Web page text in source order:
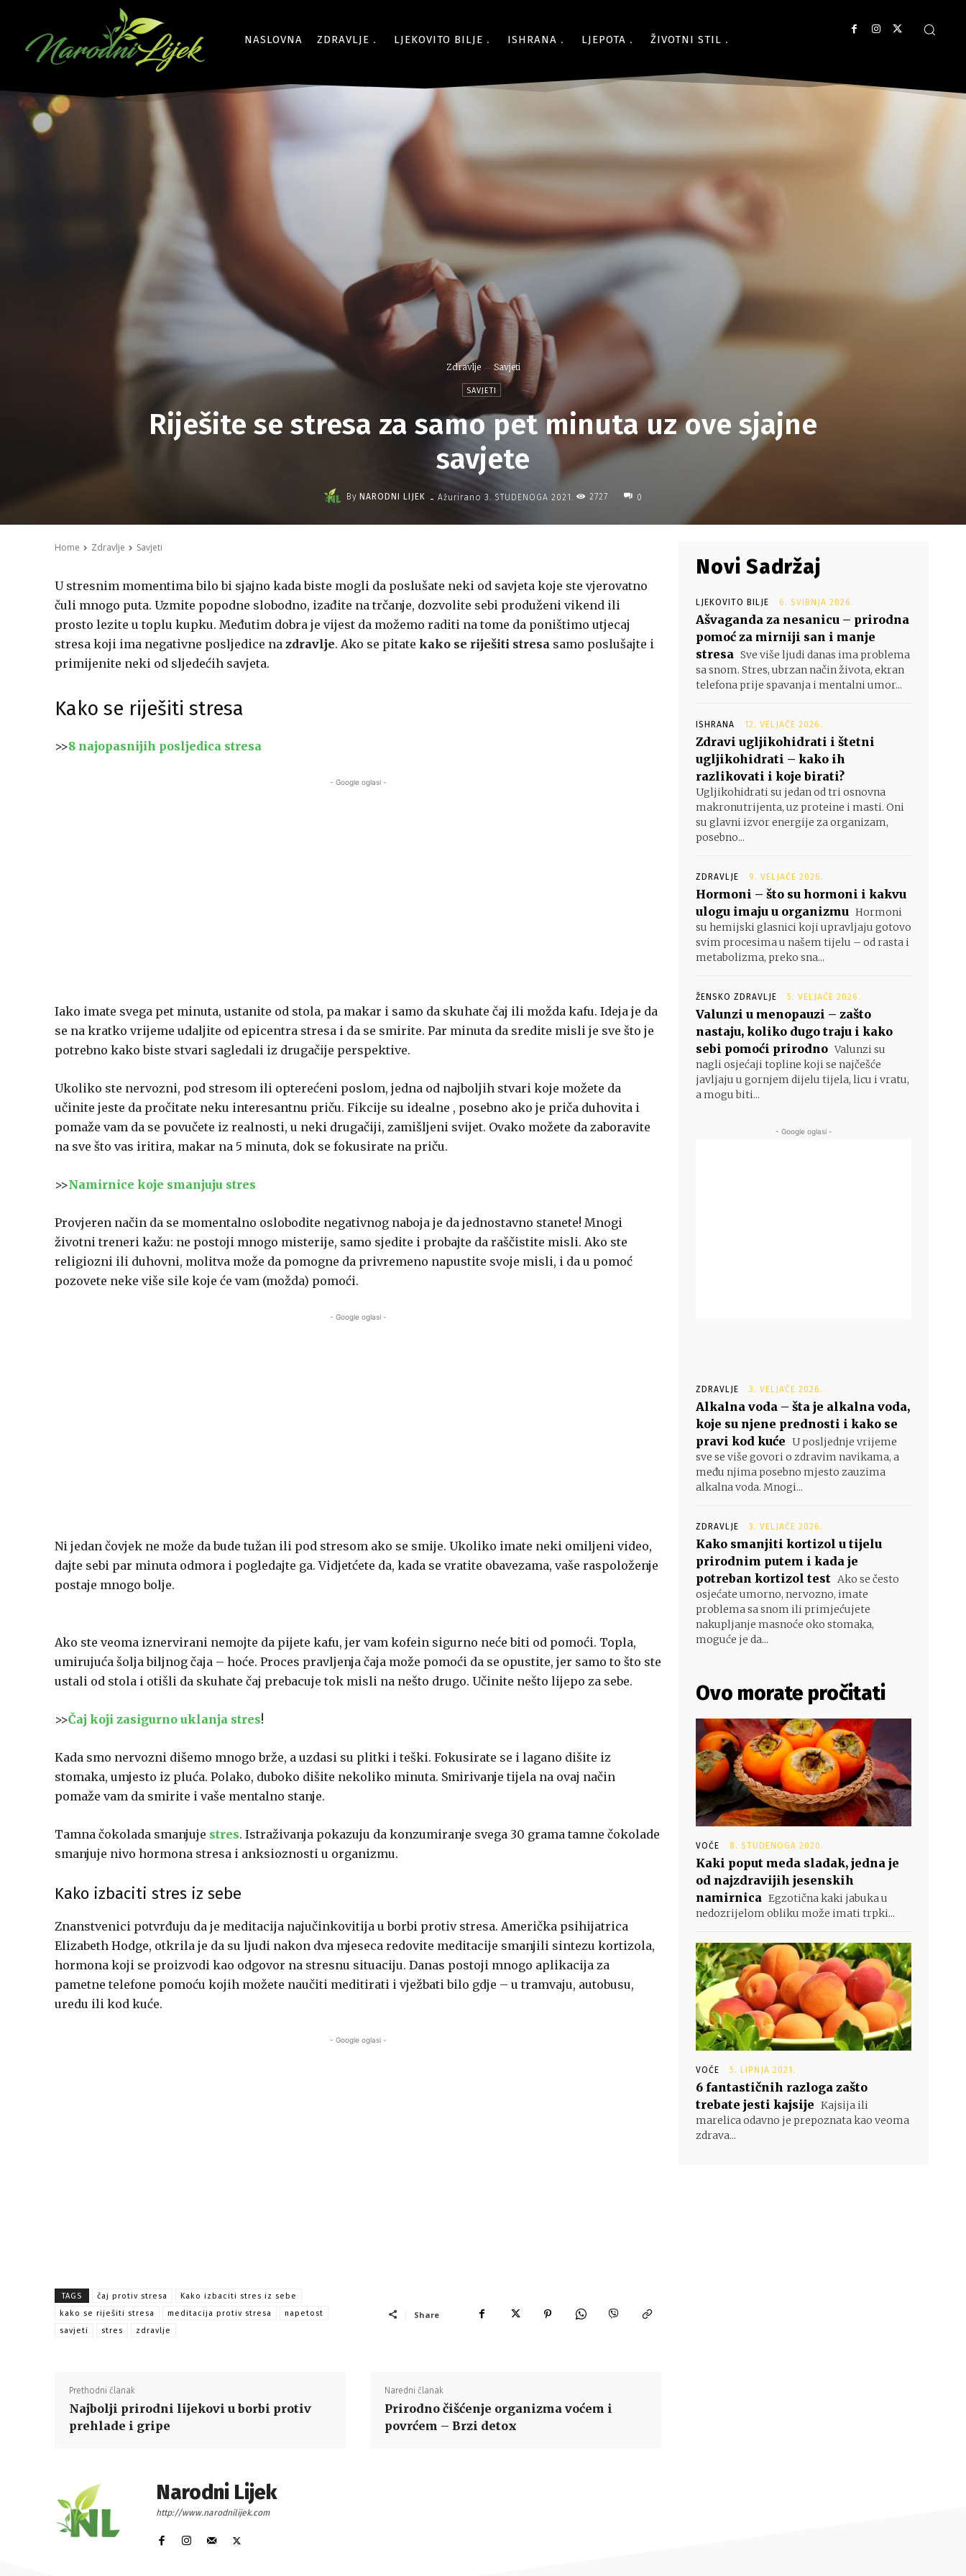
NASLOVNA ZDRAVLJE LJEKOVITO BILJE ISHRANA LJEPOTA ŽIVOTNI STIL
Zdravlje Savjeti
SAVJETI
Riješite se stresa za samo pet minuta uz ove sjajne
savjete
By NARODNI LIJEK - Ažurirano 3. STUDENOGA 2021. 2727 0
Home Zdravlje Savjeti
U stresnim momentima bilo bi sjajno kada biste mogli da poslušate neki od savjeta koje ste vjerovatno
čuli mnogo puta. Uzmite popodne slobodno, izađite na trčanje, dozvolite sebi produženi vikend ili
prosto lezite u toplu kupku. Međutim dobra je vijest da možemo raditi na tome da poništimo utjecaj
stresa koji ima negativne posljedice na zdravlje. Ako se pitate kako se riješiti stresa samo poslušajte i
primijenite neki od sljedećih savjeta.
Kako se riješiti stresa
>>8 najopasnijih posljedica stresa
- Google oglasi -
Iako imate svega pet minuta, ustanite od stola, pa makar i samo da skuhate čaj ili možda kafu. Ideja je da
se na kratko vrijeme udaljite od epicentra stresa i da se smirite. Par minuta da sredite misli je sve što je
potrebno kako biste stvari sagledali iz drugačije perspektive.
Ukoliko ste nervozni, pod stresom ili opterećeni poslom, jedna od najboljih stvari koje možete da
učinite jeste da pročitate neku interesantnu priču. Fikcije su idealne , posebno ako je priča duhovita i
pomaže vam da se povučete iz realnosti, u neki drugačiji, zamišljeni svijet. Ovako možete da zaboravite
na sve što vas iritira, makar na 5 minuta, dok se fokusirate na priču.
>>Namirnice koje smanjuju stres
Provjeren način da se momentalno oslobodite negativnog naboja je da jednostavno stanete! Mnogi
životni treneri kažu: ne postoji mnogo misterije, samo sjedite i probajte da raščistite misli. Ako ste
religiozni ili duhovni, molitva može da pomogne da privremeno napustite svoje misli, i da u pomoć
pozovete neke više sile koje će vam (možda) pomoći.
- Google oglasi -
Ni jedan čovjek ne može da bude tužan ili pod stresom ako se smije. Ukoliko imate neki omiljeni video,
dajte sebi par minuta odmora i pogledajte ga. Vidjetćete da, kada se vratite obavezama, vaše raspoloženje
postaje mnogo bolje.
Ako ste veoma iznervirani nemojte da pijete kafu, jer vam kofein sigurno neće biti od pomoći. Topla,
umirujuća šolja biljnog čaja – hoće. Proces pravljenja čaja može pomoći da se opustite, jer samo to što ste
ustali od stola i otišli da skuhate čaj prebacuje tok misli na nešto drugo. Učinite nešto lijepo za sebe.
>>Čaj koji zasigurno uklanja stres!
Kada smo nervozni dišemo mnogo brže, a uzdasi su plitki i teški. Fokusirate se i lagano dišite iz
stomaka, umjesto iz pluća. Polako, duboko dišite nekoliko minuta. Smirivanje tijela na ovaj način
pomaže vam da smirite i vaše mentalno stanje.
Tamna čokolada smanjuje stres. Istraživanja pokazuju da konzumiranje svega 30 grama tamne čokolade
smanjuje nivo hormona stresa i anksioznosti u organizmu.
Kako izbaciti stres iz sebe
Znanstvenici potvrđuju da je meditacija najučinkovitija u borbi protiv stresa. Američka psihijatrica
Elizabeth Hodge, otkrila je da su ljudi nakon dva mjeseca redovite meditacije smanjili sintezu kortizola,
hormona koji se proizvodi kao odgovor na stresnu situaciju. Danas postoji mnogo aplikacija za
pametne telefone pomoću kojih možete naučiti meditirati i vježbati bilo gdje – u tramvaju, autobusu,
uredu ili kod kuće.
- Google oglasi -
TAGS čaj protiv stresa
Kako izbaciti stres iz sebe
kako se riješiti stresa
meditacija protiv stresa
napetost
savjeti
stres zdravlje
Share
Prethodni članak
Najbolji prirodni lijekovi u borbi protiv
prehlade i gripe
Naredni članak
Prirodno čišćenje organizma voćem i
povrćem – Brzi detox
Narodni Lijek
http://www.narodnilijek.com
Novi Sadržaj
LJEKOVITO BILJE 6. SVIBNJA 2026.
Ašvaganda za nesanicu – prirodna
pomoć za mirniji san i manje
stresa Sve više ljudi danas ima problema
sa snom. Stres, ubrzan način života, ekran
telefona prije spavanja i mentalni umor...
ISHRANA 12. VELJAČE 2026.
Zdravi ugljikohidrati i štetni
ugljikohidrati – kako ih
razlikovati i koje birati?
Ugljikohidrati su jedan od tri osnovna
makronutrijenta, uz proteine i masti. Oni
su glavni izvor energije za organizam,
posebno...
ZDRAVLJE 9. VELJAČE 2026.
Hormoni – što su hormoni i kakvu
ulogu imaju u organizmu Hormoni
su hemijski glasnici koji upravljaju gotovo
svim procesima u našem tijelu – od rasta i
metabolizma, preko sna...
ŽENSKO ZDRAVLJE 5. VELJAČE 2026.
Valunzi u menopauzi – zašto
nastaju, koliko dugo traju i kako
sebi pomoći prirodno Valunzi su
nagli osjećaji topline koji se najčešće
javljaju u gornjem dijelu tijela, licu i vratu,
a mogu biti...
- Google oglasi -
ZDRAVLJE 3. VELJAČE 2026.
Alkalna voda – šta je alkalna voda,
koje su njene prednosti i kako se
pravi kod kuće U posljednje vrijeme
sve se više govori o zdravim navikama, a
među njima posebno mjesto zauzima
alkalna voda. Mnogi...
ZDRAVLJE 3. VELJAČE 2026.
Kako smanjiti kortizol u tijelu
prirodnim putem i kada je
potreban kortizol test Ako se često
osjećate umorno, nervozno, imate
problema sa snom ili primjećujete
nakupljanje masnoće oko stomaka,
moguće je da...
Ovo morate pročitati
VOĆE 8. STUDENOGA 2020.
Kaki poput meda sladak, jedna je
od najzdravijih jesenskih
namirnica Egzotična kaki jabuka u
nedozrijelom obliku može imati trpki...
VOĆE 5. LIPNJA 2021.
6 fantastičnih razloga zašto
trebate jesti kajsije Kajsija ili
marelica odavno je prepoznata kao veoma
zdrava...